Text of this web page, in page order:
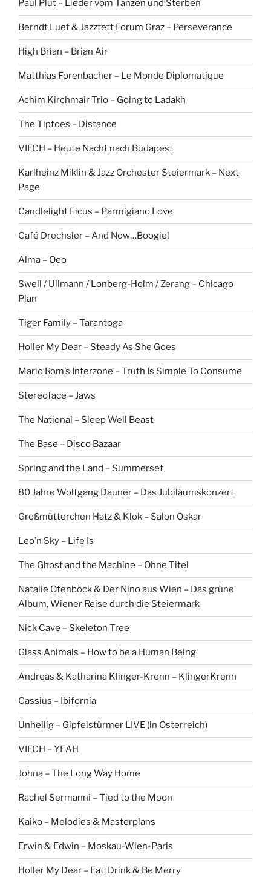
Paul Plut – Lieder vom Tanzen und Sterben
Berndt Luef & Jazztett Forum Graz – Perseverance
High Brian – Brian Air
Matthias Forenbacher – Le Monde Diplomatique
Achim Kirchmair Trio – Going to Ladakh
The Tiptoes – Distance
VIECH – Heute Nacht nach Budapest
Karlheinz Miklin & Jazz Orchester Steiermark – Next
Page
Candlelight Ficus – Parmigiano Love
Café Drechsler – And Now…Boogie!
Alma – Oeo
Swell / Ullmann / Lonberg-Holm / Zerang – Chicago
Plan
Tiger Family – Tarantoga
Holler My Dear – Steady As She Goes
Mario Rom’s Interzone – Truth Is Simple To Consume
Stereoface – Jaws
The National – Sleep Well Beast
The Base – Disco Bazaar
Spring and the Land – Summerset
80 Jahre Wolfgang Dauner – Das Jubiläumskonzert
Großmütterchen Hatz & Klok – Salon Oskar
Leo’n Sky – Life Is
The Ghost and the Machine – Ohne Titel
Natalie Ofenböck & Der Nino aus Wien – Das grüne
Album, Wiener Reise durch die Steiermark
Nick Cave – Skeleton Tree
Glass Animals – How to be a Human Being
Andreas & Katharina Klinger-Krenn – KlingerKrenn
Cassius – Ibifornia
Unheilig – Gipfelstürmer LIVE (in Österreich)
VIECH – YEAH
Johna – The Long Way Home
Rachel Sermanni – Tied to the Moon
Kaiko – Melodies & Masterplans
Erwin & Edwin – Moskau-Wien-Paris
Holler My Dear – Eat, Drink & Be Merry